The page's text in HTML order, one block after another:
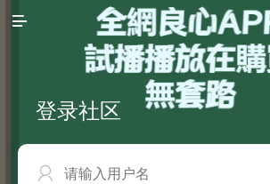

登录社区
